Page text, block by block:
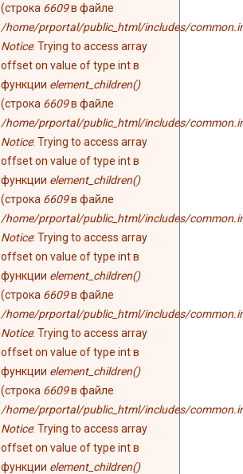
(строка 6609в файле
/home/prportal/public_html/includes/
Notice: Trying to access array
offset on value of type int в
функции element_children()
(строка 6609в файле
/home/prportal/public_html/includes/
Notice: Trying to access array
offset on value of type int в
функции element_children()
(строка 6609в файле
/home/prportal/public_html/includes/
Notice: Trying to access array
offset on value of type int в
функции element_children()
(строка 6609в файле
/home/prportal/public_html/includes/
Notice: Trying to access array
offset on value of type int в
функции element_children()
(строка 6609в файле
/home/prportal/public_html/includes/
Notice: Trying to access array
offset on value of type int в
функции element_children()